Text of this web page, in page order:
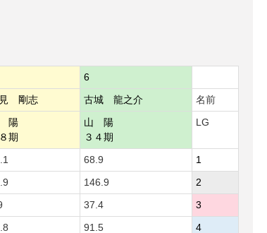
6
見 剛志 古城 龍之介
名前
陽
期
山 陽
３４期
LG
68.9
1
146.9
2
37.4
3
91.5
4